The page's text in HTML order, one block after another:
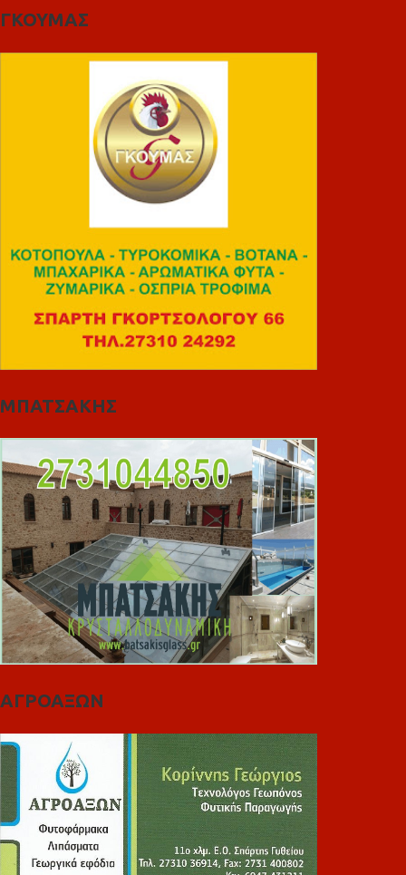
ΓΚΟΥΜΑΣ
ΜΠΑΤΣΑΚΗΣ
ΑΓΡΟΑΞΩΝ